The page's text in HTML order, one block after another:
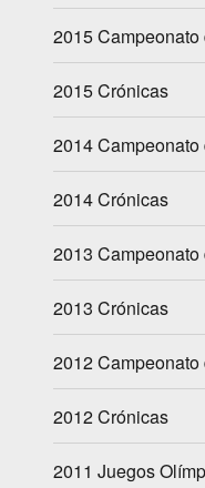
2015
2015 Crónicas
2014
2014 Crónicas
2013
2013 Crónicas
2012
2012 Crónicas
2011 Juegos